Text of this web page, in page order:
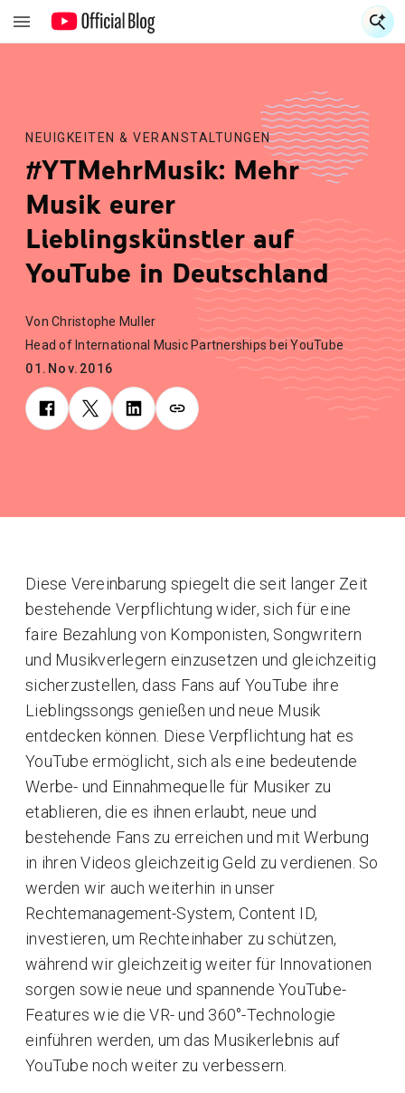
NEUIGKEITEN & VERANSTALTUNGEN
#YTMehrMusik: Mehr
Musik eurer
Lieblingskünstler auf
YouTube in Deutschland
Von Christophe Muller
Head of International Music Partnerships bei YouTube
01.Nov.2016
Diese Vereinbarung spiegelt die seit langer Zeit
bestehende Verpflichtung wider, sich für eine
faire Bezahlung von Komponisten, Songwritern
und Musikverlegern einzusetzen und gleichzeitig
sicherzustellen, dass Fans auf YouTube ihre
Lieblingssongs genießen und neue Musik
entdecken können. Diese Verpflichtung hat es
YouTube ermöglicht, sich als eine bedeutende
Werbe- und Einnahmequelle für Musiker zu
etablieren, die es ihnen erlaubt, neue und
bestehende Fans zu erreichen und mit Werbung
in ihren Videos gleichzeitig Geld zu verdienen. So
werden wir auch weiterhin in unser
Rechtemanagement-System, Content ID,
investieren, um Rechteinhaber zu schützen,
während wir gleichzeitig weiter für Innovationen
sorgen sowie neue und spannende YouTube-
Features wie die VR- und 360°-Technologie
einführen werden, um das Musikerlebnis auf
YouTube noch weiter zu verbessern.